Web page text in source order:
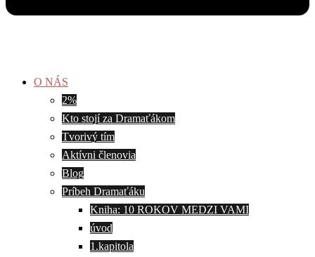
O NÁS
2%
Kto stojí za Dramaťákom
Tvorivý tím
Aktívni členovia
Blog
Príbeh Dramaťáku
Kniha: 10 ROKOV MEDZI VAMI
úvod
1.kapitola